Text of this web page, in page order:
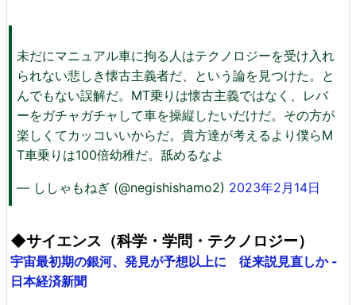
未だにマニュアル車に拘る人はテクノロジーを受け入れ
られない悲しき懐古主義者だ、という論を見つけた。と
んでもない誤解だ。MT乗りは懐古主義ではなく、レバ
ーをガチャガチャして車を操縦したいだけだ。その方が
楽しくてカッコいいからだ。貴方達が考えるより僕らM
T車乗りは100倍幼稚だ。舐めるなよ
— ししゃもねぎ (@negishishamo2) 2023年2月14日
◆サイエンス（科学・学問・テクノロジー）
宇宙最初期の銀河、発見が予想以上に 従来説見直しか -
日本経済新聞